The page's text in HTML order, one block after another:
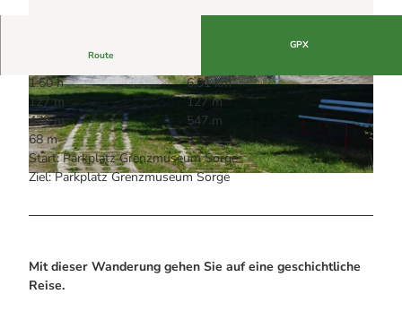
Wanderführer Jörg Kühnhold
Einkaufen
© Mandy Leonhardt, Tourismusbetrieb der Stadt Oberharz am Brocken
© Mandy Leonhardt, Tourismusbetrieb der Sta
dt Oberharz am Brocken
dt Oberharz am Brocken |CC-BY-SA
Route
GPX
1:50 h
6,91 km
127 m
127 m
479 m
547 m
68 m
Start: Parkplatz Grenzmuseum Sorge
Ziel: Parkplatz Grenzmuseum Sorge
Mit dieser Wanderung gehen Sie auf eine geschichtliche
Reise.